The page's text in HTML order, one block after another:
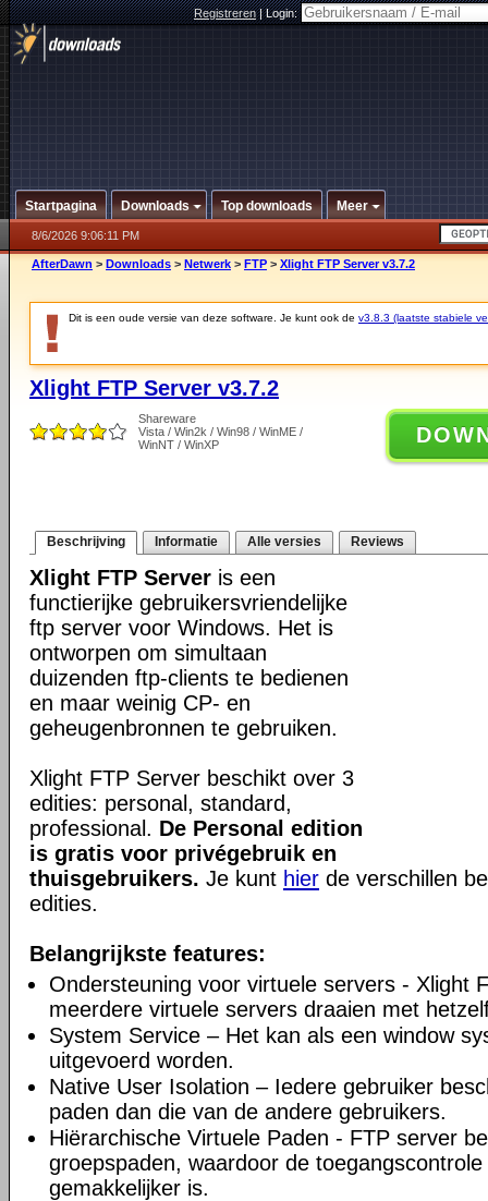
Registreren|Login:
Startpagina Downloads Top downloads Meer
8/6/2026 9:06:11 PM
AfterDawn > Downloads > Netwerk > FTP > Xlight FTP Server v3.7.2
Dit is een oude versie van deze software. Je kunt ook de v3.8.3 (laatste stabiele
Xlight FTP Server v3.7.2
Shareware
Vista / Win2k / Win98 / WinME /
WinNT / WinXP
Beschrijving Informatie Alle versies Reviews
Xlight FTP Server is een
functierijke gebruikersvriendelijke
ftp server voor Windows. Het is
ontworpen om simultaan
duizenden ftp-clients te bedienen
en maar weinig CP- en
geheugenbronnen te gebruiken.
Xlight FTP Server beschikt over 3
edities: personal, standard,
professional. De Personal edition
is gratis voor privégebruik en
thuisgebruikers. Je kunt hier de verschillen
edities.
Belangrijkste features:
Ondersteuning voor virtuele servers - Xlight
meerdere virtuele servers draaien met
System Service – Het kan als een window
uitgevoerd worden.
Native User Isolation – Iedere gebruiker
paden dan die van de andere gebruikers.
Hiërarchische Virtuele Paden - FTP server
groepspaden, waardoor de
gemakkelijker is.